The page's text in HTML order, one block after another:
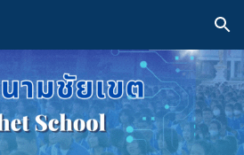
Skip to navigation